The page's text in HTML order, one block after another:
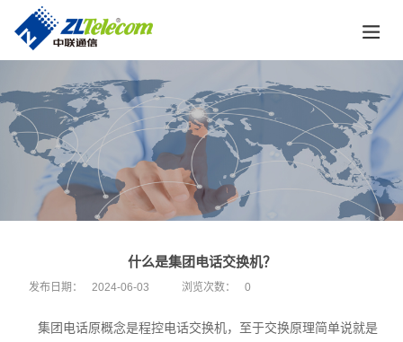
什么是集团电话交换机？
发布日期： 2024-06-03 浏览次数： 0
集团电话原概念是程控电话交换机，至于交换原理简单说就是